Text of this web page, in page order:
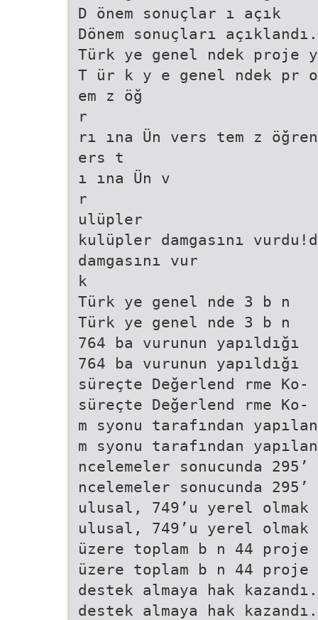
D önem sonuçlar ı açık
Dönem sonuçları
Türk ye genel ndek proje
T ür k y e genel ndek pr
em z öğ
r
rı ına Ün vers tem z
ers t
ı ına Ün v
r
ulüpler
kulüpler damgasını
damgasını vur
k
Türk ye genel nde 3 b n
Türk ye genel nde 3 b n
764 ba vurunun yapıldığı
764 ba vurunun yapıldığı
süreçte Değerlend rme Ko-
süreçte Değerlend rme Ko-
m syonu tarafından yapılan
m syonu tarafından yapılan
ncelemeler sonucunda 295’
ncelemeler sonucunda 295’
ulusal, 749’u yerel olmak
ulusal, 749’u yerel olmak
üzere toplam b n 44 proje
üzere toplam b n 44 proje
destek almaya hak kazandı.
destek almaya hak kazandı.